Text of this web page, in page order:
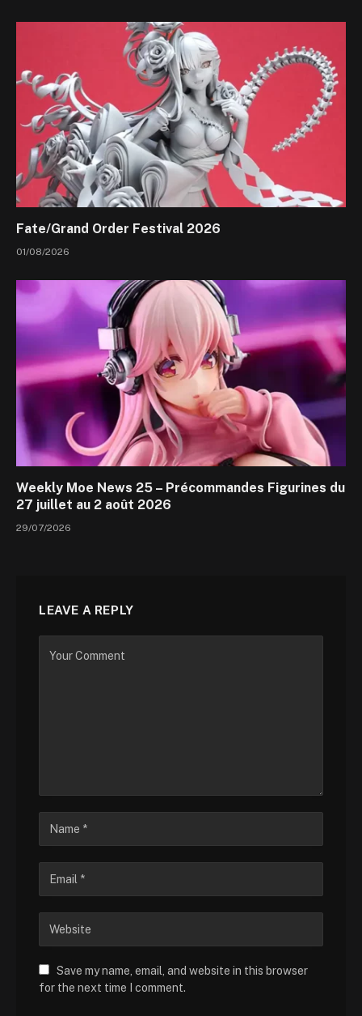
Fate/Grand Order Festival 2026
01/08/2026
Weekly Moe News 25 – Précommandes Figurines du
27 juillet au 2 août 2026
29/07/2026
LEAVE A REPLY
Save my name, email, and website in this browser
for the next time I comment.